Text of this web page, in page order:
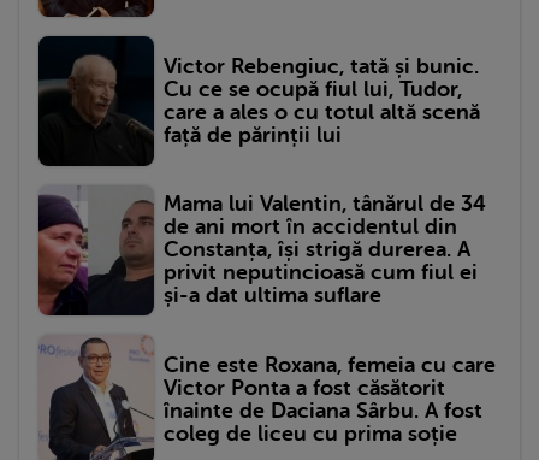
Victor Rebengiuc, tată și bunic.
Cu ce se ocupă fiul lui, Tudor,
care a ales o cu totul altă scenă
față de părinții lui
Mama lui Valentin, tânărul de 34
de ani mort în accidentul din
Constanța, își strigă durerea. A
privit neputincioasă cum fiul ei
și-a dat ultima suflare
Cine este Roxana, femeia cu care
Victor Ponta a fost căsătorit
înainte de Daciana Sârbu. A fost
coleg de liceu cu prima soție